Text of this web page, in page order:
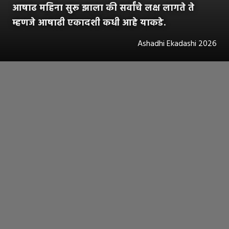
आषाढ महिना सुरू झाला की सर्वांचे लक्ष लागते ते
म्हणजे आषाढी एकादशी कधी आहे याकडे.
Ashadhi Ekadashi 2026